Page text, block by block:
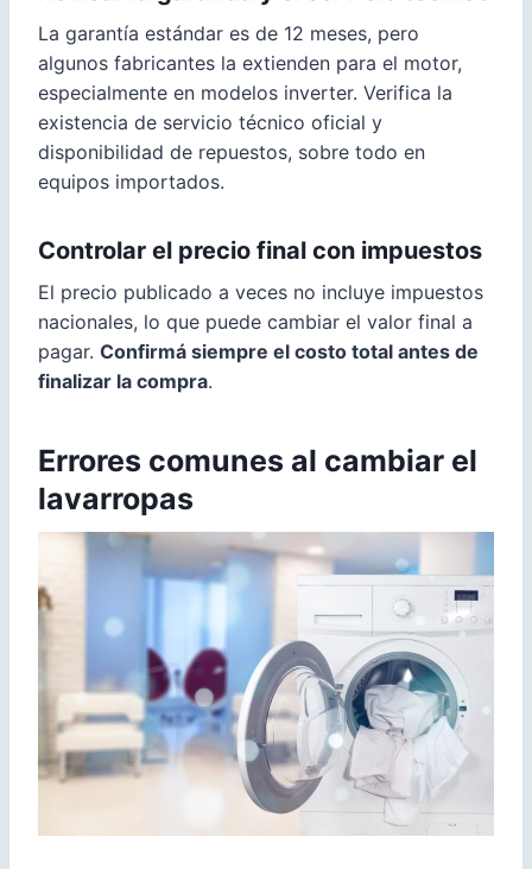
La garantía estándar es de 12 meses, pero
algunos fabricantes la extienden para el motor,
especialmente en modelos inverter. Verifica la
existencia de servicio técnico oficial y
disponibilidad de repuestos, sobre todo en
equipos importados.
Controlar el precio final con impuestos
El precio publicado a veces no incluye impuestos
nacionales, lo que puede cambiar el valor final a
pagar. Confirmá siempre el costo total antes de
finalizar la compra.
Errores comunes al cambiar el
lavarropas